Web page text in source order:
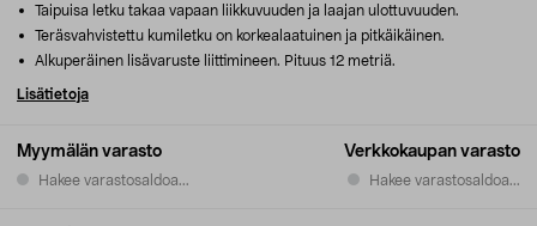
Myymälän varasto
Hakee varastosaldoa...
Verkkokaupan varasto
Hakee varastosaldoa...
Taipuisa letku takaa vapaan liikkuvuuden ja laajan ulottuvuuden.
Teräsvahvistettu kumiletku on korkealaatuinen ja pitkäikäinen.
Alkuperäinen lisävaruste liittimineen. Pituus 12 metriä.
Lisätietoja